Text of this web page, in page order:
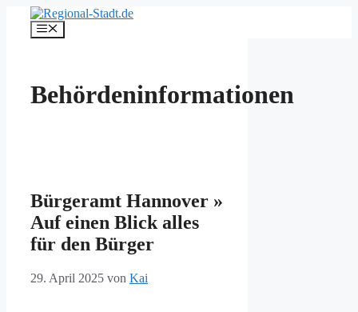
Inhalt
springen
Menü
Behördeninformationen
Bürgeramt Hannover »
Auf einen Blick alles
für den Bürger
29. April 2025 von Kai